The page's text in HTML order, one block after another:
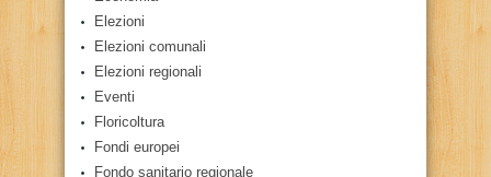
Elezioni
Elezioni comunali
Elezioni regionali
Eventi
Floricoltura
Fondi europei
Fondo sanitario regionale